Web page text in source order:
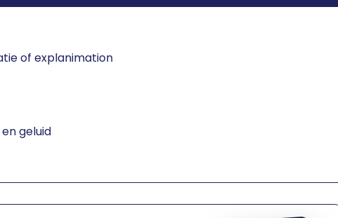
of explanimation
geluid